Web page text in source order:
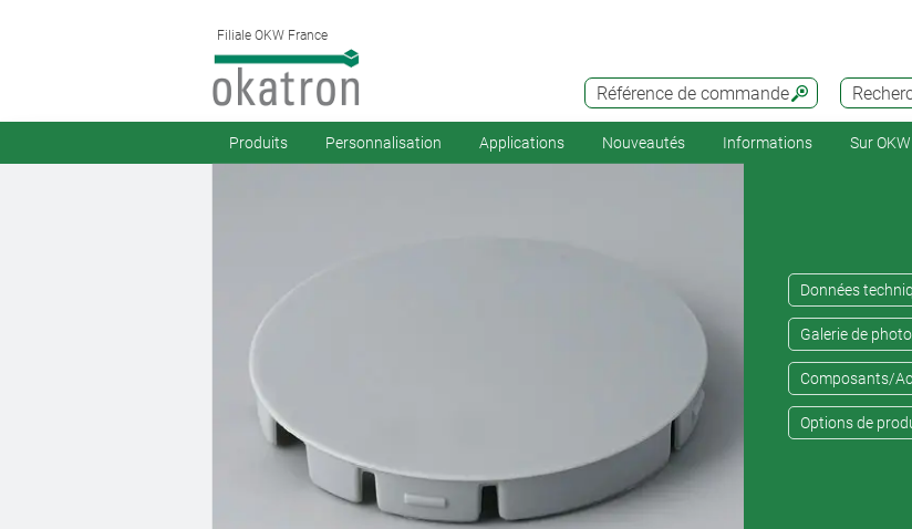
Filiale OKW France
Référence de commande
Produits Personnalisation Applications Nouveautés Informations Sur OKW
Données
Galerie de
Composants/
Options de